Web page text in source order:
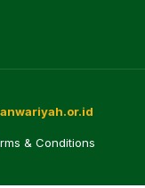
& Conditions